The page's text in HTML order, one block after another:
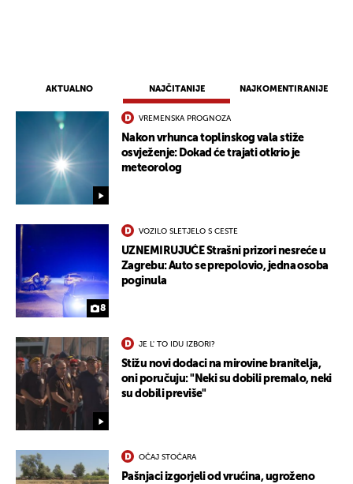
AKTUALNO NAJČITANIJE NAJKOMENTIRANIJE
VREMENSKA PROGNOZA
Nakon vrhunca toplinskog vala stiže
osvježenje: Dokad će trajati otkrio je
meteorolog
8
VOZILO SLETJELO S CESTE
UZNEMIRUJUĆE Strašni prizori nesreće u
Zagrebu: Auto se prepolovio, jedna osoba
poginula
JE L' TO IDU IZBORI?
Stižu novi dodaci na mirovine branitelja,
oni poručuju: "Neki su dobili premalo, neki
su dobili previše"
OČAJ STOČARA
Pašnjaci izgorjeli od vrućina, ugroženo